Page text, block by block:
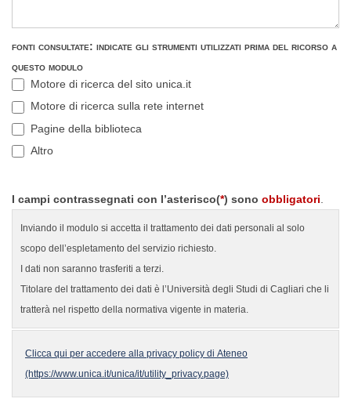
fonti consultate: indicate gli strumenti utilizzati prima del ricorso a
questo modulo
Motore di ricerca del sito unica.it
Motore di ricerca sulla rete internet
Pagine della biblioteca
Altro
I campi contrassegnati con l’asterisco(*) sono obbligatori
Inviando il modulo si accetta il trattamento dei dati personali al solo
scopo dell’espletamento del servizio richiesto.
I dati non saranno trasferiti a terzi.
Titolare del trattamento dei dati è l’Università degli Studi di Cagliari che li
tratterà nel rispetto della normativa vigente in materia.
Clicca qui per accedere alla privacy policy di Ateneo
(https://www.unica.it/unica/it/utility_privacy.page)